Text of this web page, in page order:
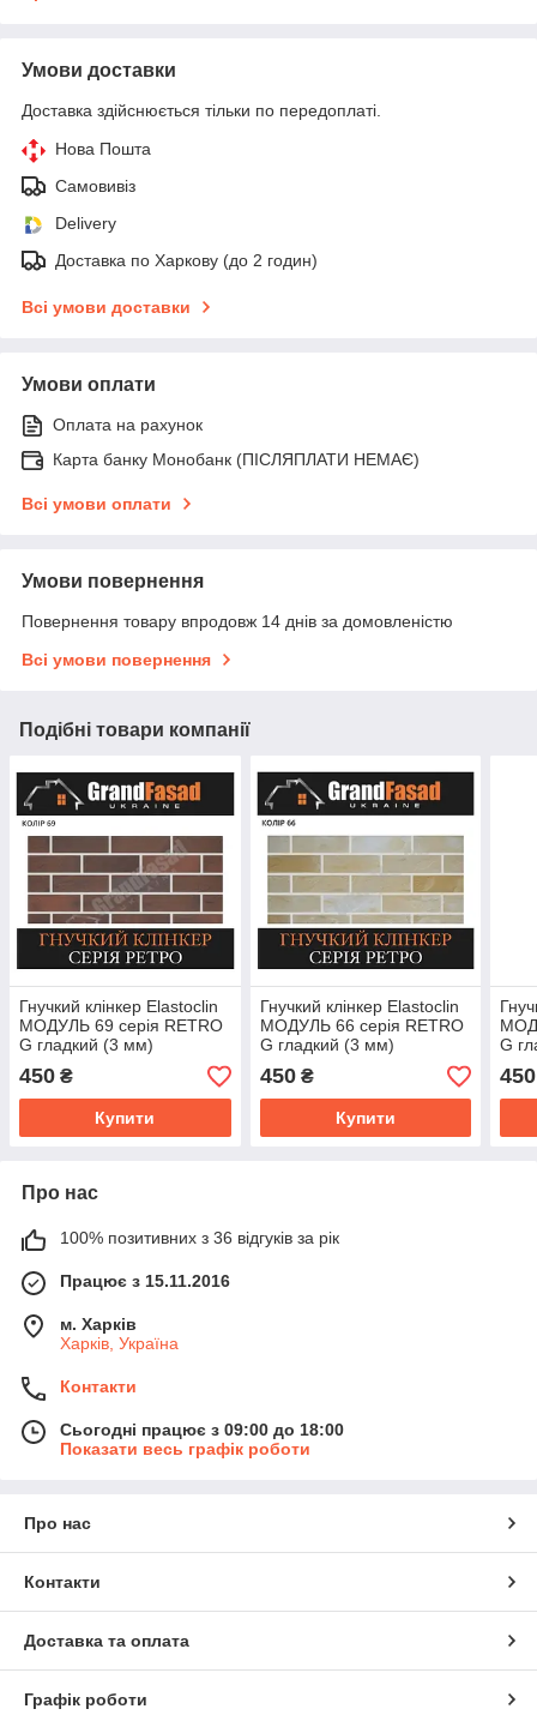
Умови доставки
Доставка здійснюється тільки по передоплаті.
Нова Пошта
Самовивіз
Delivery
Доставка по Харкову (до 2 годин)
Всі умови доставки
Умови оплати
Оплата на рахунок
Карта банку Монобанк (ПІСЛЯПЛАТИ НЕМАЄ)
Всі умови оплати
Умови повернення
Повернення товару впродовж 14 днів за домовленістю
Всі умови повернення
Подібні товари компанії
Гнучкий клінкер Elastoclin
МОДУЛЬ 69 серія RETRO
G гладкий (3 мм)
450 ₴
Купити
Гнучкий клінкер Elastoclin
МОДУЛЬ 66 серія RETRO
G гладкий (3 мм)
450₴
Купити
G
450
Про нас
100% позитивних з 36 відгуків за рік
Працює з 15.11.2016
м. Харків
Харків, Україна
Контакти
Сьогодні працює з 09:00 до 18:00
Показати весь графік роботи
Про нас
Контакти
Доставка та оплата
Графік роботи